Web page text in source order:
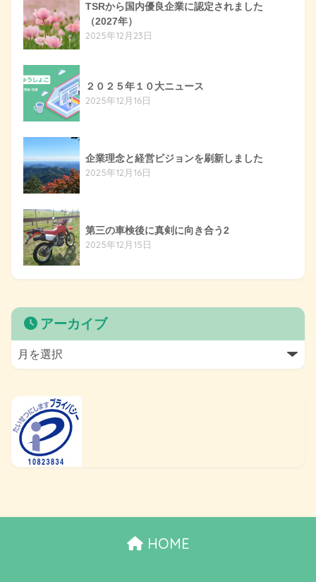
TSRから国内優良企業に認定されました
（2027年）
2025年12月23日
２０２５年１０大ニュース
2025年12月16日
企業理念と経営ビジョンを刷新しました
2025年12月16日
第三の車検後に真剣に向き合う2
2025年12月15日
アーカイブ
HOME